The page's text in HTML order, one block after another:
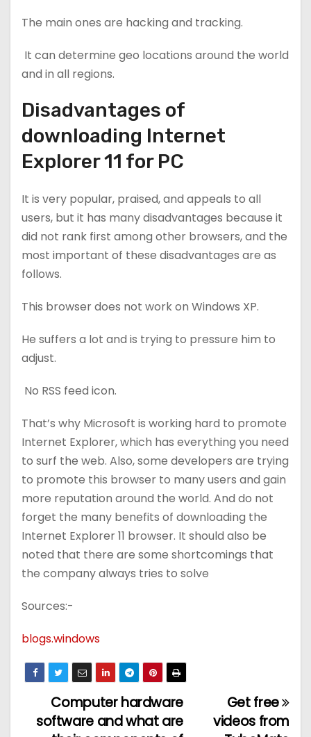
The main ones are hacking and tracking.
It can determine geo locations around the world
and in all regions.
Disadvantages of
downloading Internet
Explorer 11 for PC
It is very popular, praised, and appeals to all
users, but it has many disadvantages because it
did not rank first among other browsers, and the
most important of these disadvantages are as
follows.
This browser does not work on Windows XP.
He suffers a lot and is trying to pressure him to
adjust.
No RSS feed icon.
That’s why Microsoft is working hard to promote
Internet Explorer, which has everything you need
to surf the web. Also, some developers are trying
to promote this browser to many users and gain
more reputation around the world. And do not
forget the many benefits of downloading the
Internet Explorer 11 browser. It should also be
noted that there are some shortcomings that
the company always tries to solve
Sources:-
blogs.windows
تصفّح
Computer hardware
software and what are
Get free
videos from